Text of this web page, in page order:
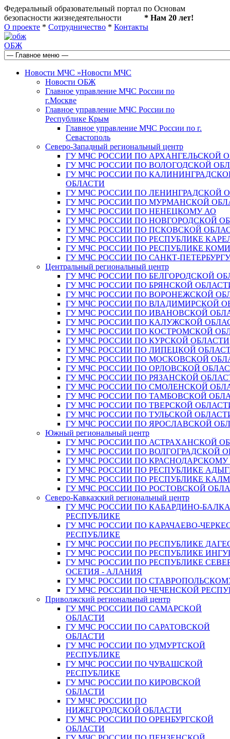
Федеральный образовательный портал по Основам
безопасности жизнедеятельности * Нам 20 лет!
О проекте * Сотрудничество * Контакты
ОБЖ
Новости МЧС »Новости МЧС
Новости ОБЖ
Главное управление МЧС России по
г.Москве
Главное управление МЧС России по
Республике Крым
Главное управление МЧС России по г.
Севастополь
Северо-Западный региональный центр
ГУ МЧС РОССИИ ПО АРХАНГЕЛЬСКОЙ
ГУ МЧС РОССИИ ПО ВОЛОГОДСКОЙ
ГУ МЧС РОССИИ ПО
ОБЛАСТИ
ГУ МЧС РОССИИ ПО ЛЕНИНГРАДСКОЙ
ГУ МЧС РОССИИ ПО МУРМАНСКОЙ
ГУ МЧС РОССИИ ПО НЕНЕЦКОМУ АО
ГУ МЧС РОССИИ ПО НОВГОРОДСКОЙ
ГУ МЧС РОССИИ ПО ПСКОВСКОЙ
ГУ МЧС РОССИИ ПО РЕСПУБЛИКЕ
ГУ МЧС РОССИИ ПО РЕСПУБЛИКЕ КОМИ
ГУ МЧС РОССИИ ПО САНКТ-ПЕТЕРБУРГУ
Центральный региональный центр
ГУ МЧС РОССИИ ПО БЕЛГОРОДСКОЙ
ГУ МЧС РОССИИ ПО БРЯНСКОЙ
ГУ МЧС РОССИИ ПО ВОРОНЕЖСКОЙ
ГУ МЧС РОССИИ ПО ВЛАДИМИРСКОЙ
ГУ МЧС РОССИИ ПО ИВАНОВСКОЙ
ГУ МЧС РОССИИ ПО КАЛУЖСКОЙ
ГУ МЧС РОССИИ ПО КОСТРОМСКОЙ
ГУ МЧС РОССИИ ПО КУРСКОЙ ОБЛАСТИ
ГУ МЧС РОССИИ ПО ЛИПЕЦКОЙ
ГУ МЧС РОССИИ ПО МОСКОВСКОЙ
ГУ МЧС РОССИИ ПО ОРЛОВСКОЙ
ГУ МЧС РОССИИ ПО РЯЗАНСКОЙ
ГУ МЧС РОССИИ ПО СМОЛЕНСКОЙ
ГУ МЧС РОССИИ ПО ТАМБОВСКОЙ
ГУ МЧС РОССИИ ПО ТВЕРСКОЙ
ГУ МЧС РОССИИ ПО ТУЛЬСКОЙ
ГУ МЧС РОССИИ ПО ЯРОСЛАВСКОЙ
Южный региональный центр
ГУ МЧС РОССИИ ПО АСТРАХАНСКОЙ
ГУ МЧС РОССИИ ПО ВОЛГОГРАДСКОЙ
ГУ МЧС РОССИИ ПО
ГУ МЧС РОССИИ ПО РЕСПУБЛИКЕ
ГУ МЧС РОССИИ ПО РЕСПУБЛИКЕ
ГУ МЧС РОССИИ ПО РОСТОВСКОЙ
Северо-Кавказский региональный центр
ГУ МЧС РОССИИ ПО КАБАРДИНО-
РЕСПУБЛИКЕ
ГУ МЧС РОССИИ ПО КАРАЧАЕВО-
РЕСПУБЛИКЕ
ГУ МЧС РОССИИ ПО РЕСПУБЛИКЕ
ГУ МЧС РОССИИ ПО РЕСПУБЛИКЕ
ГУ МЧС РОССИИ ПО РЕСПУБЛИКЕ
ОСЕТИЯ - АЛАНИЯ
ГУ МЧС РОССИИ ПО
ГУ МЧС РОССИИ ПО ЧЕЧЕНСКОЙ
Приволжский региональный центр
ГУ МЧС РОССИИ ПО САМАРСКОЙ
ОБЛАСТИ
ГУ МЧС РОССИИ ПО САРАТОВСКОЙ
ОБЛАСТИ
ГУ МЧС РОССИИ ПО УДМУРТСКОЙ
РЕСПУБЛИКЕ
ГУ МЧС РОССИИ ПО ЧУВАШСКОЙ
РЕСПУБЛИКЕ
ГУ МЧС РОССИИ ПО КИРОВСКОЙ
ОБЛАСТИ
ГУ МЧС РОССИИ ПО
НИЖЕГОРОДСКОЙ ОБЛАСТИ
ГУ МЧС РОССИИ ПО ОРЕНБУРГСКОЙ
ОБЛАСТИ